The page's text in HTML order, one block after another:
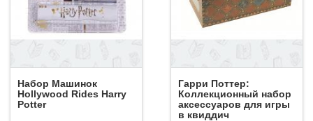
Набор Машинок
Hollywood Rides Harry
Potter
Гарри Поттер:
Коллекционный набор
аксессуаров для игры
в квиддич